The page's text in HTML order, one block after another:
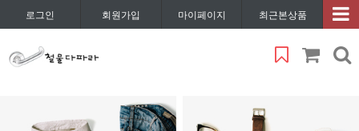
로그인 회원가입 마이페이지 최근본상품